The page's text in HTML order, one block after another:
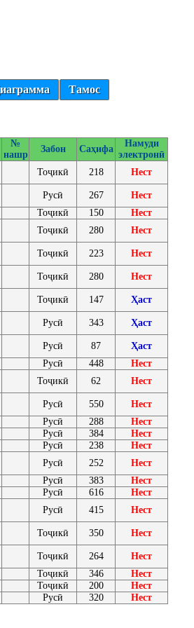
Тамос
№
нашр
Забон Саҳифа
Намуди
электронӣ
Тоҷикӣ 218 Нест
Русӣ 267
Нест
Тоҷикӣ 150
Нест
Тоҷикӣ 280 Нест
Тоҷикӣ 223 Нест
Тоҷикӣ 280 Нест
Тоҷикӣ 147 Ҳаст
Русӣ 343 Ҳаст
Русӣ 87
Ҳаст
Русӣ 448
Нест
Тоҷикӣ 62 Нест
Русӣ 550
Нест
Русӣ 288
Нест
Русӣ 384
Нест
Русӣ 238
Нест
Русӣ 252
Нест
Русӣ 383
Нест
Русӣ 616
Нест
Русӣ 415 Нест
Тоҷикӣ 350 Нест
Тоҷикӣ 264
Нест
Тоҷикӣ 346
Нест
Тоҷикӣ 200
Нест
Русӣ 320 Нест